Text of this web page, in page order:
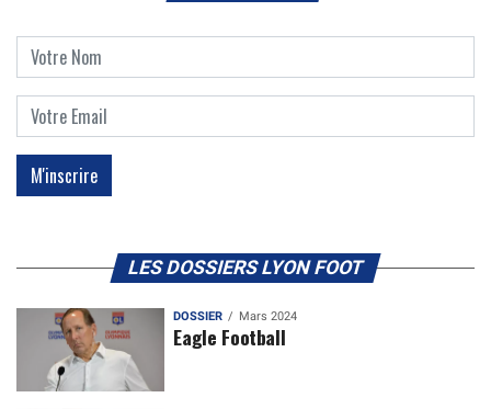
LES DOSSIERS LYON FOOT
DOSSIER Mars 2024
Eagle Football